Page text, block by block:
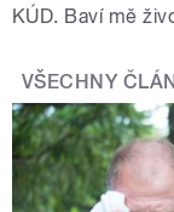
KÚD. Baví mě
VŠECHNY